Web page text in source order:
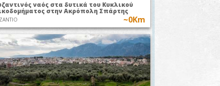
ναός στα δυτικά του Κυκλικού
στην Ακρόπολη Σπάρτης
~0Km